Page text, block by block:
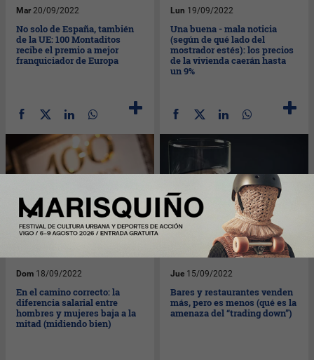
Mar 20/09/2022
No solo de España, también
de la UE: 100 Montaditos
recibe el premio a mejor
franquiciador de Europa
Lun 19/09/2022
Una buena - mala noticia
(según de qué lado del
mostrador estés): los precios
de la vivienda caerán hasta
un 9%
Dom 18/09/2022
En el camino correcto: la
diferencia salarial entre
hombres y mujeres baja a la
mitad (midiendo bien)
Jue 15/09/2022
Bares y restaurantes venden
más, pero es menos (qué es la
amenaza del “trading down”)